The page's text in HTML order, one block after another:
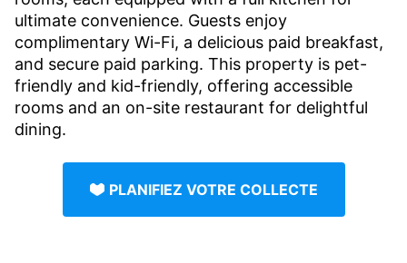
ultimate convenience. Guests enjoy
complimentary Wi-Fi, a delicious paid breakfast,
and secure paid parking. This property is pet-
friendly and kid-friendly, offering accessible
rooms and an on-site restaurant for delightful
dining.
PLANIFIEZ VOTRE COLLECTE